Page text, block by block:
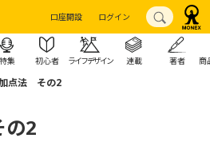
口座開設 ログイン
特集 初心者 ライフデザイン 連載 著者 商
点法 その2
2